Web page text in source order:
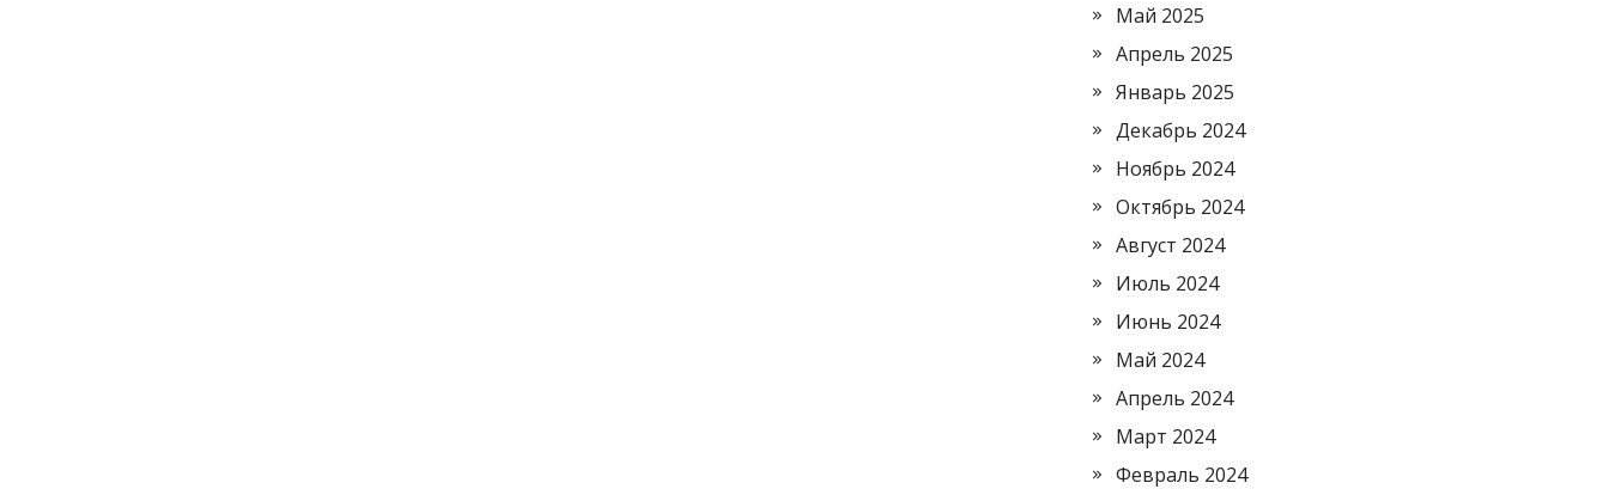
Май 2025
Апрель 2025
Январь 2025
Декабрь 2024
Ноябрь 2024
Октябрь 2024
Август 2024
Июль 2024
Июнь 2024
Май 2024
Апрель 2024
Март 2024
Февраль 2024